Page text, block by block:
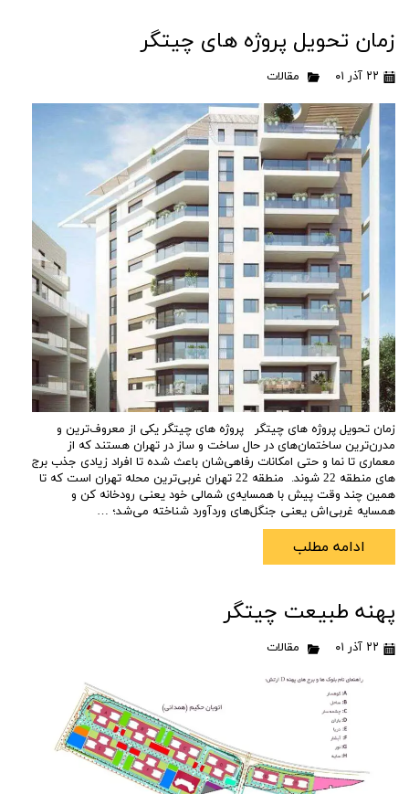
زمان تحویل پروژه های چیتگر
۲۲ آذر ۰۱ مقالات
زمان تحویل پروژه های چیتگر پروژه های چیتگر یکی از معروف‌ترین و
مدرن‌ترین ساختمان‌های در حال ساخت و ساز در تهران هستند که از
معماری تا نما و حتی امکانات رفاهی‌شان باعث شده تا افراد زیادی جذب برج
های منطقه 22 شوند. منطقه 22 تهران غربی‌ترین محله تهران است که تا
همین چند وقت پیش با همسایه‌ی شمالی خود یعنی رودخانه کن و
همسایه غربی‌اش یعنی جنگل‌های وردآورد شناخته می‌شد؛ …
ادامه مطلب
پهنه طبیعت چیتگر
۲۲ آذر ۰۱ مقالات